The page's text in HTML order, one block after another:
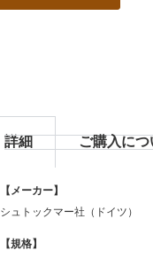
詳細 ご購入につ
【メーカー】
シュトックマー社（ドイツ）
【規格】